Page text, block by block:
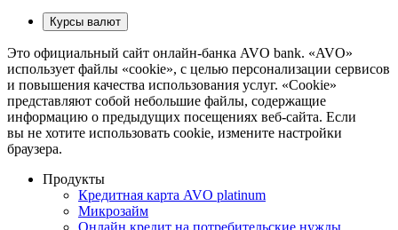
Курсы валют
Это официальный сайт онлайн-банка AVO bank. «AVO»
использует файлы «cookie», с целью персонализации сервисов
и повышения качества использования услуг. «Cookie»
представляют собой небольшие файлы, содержащие
информацию о предыдущих посещениях веб-сайта. Если
вы не хотите использовать cookie, измените настройки
браузера.
Продукты
Кредитная карта AVO platinum
Микрозайм